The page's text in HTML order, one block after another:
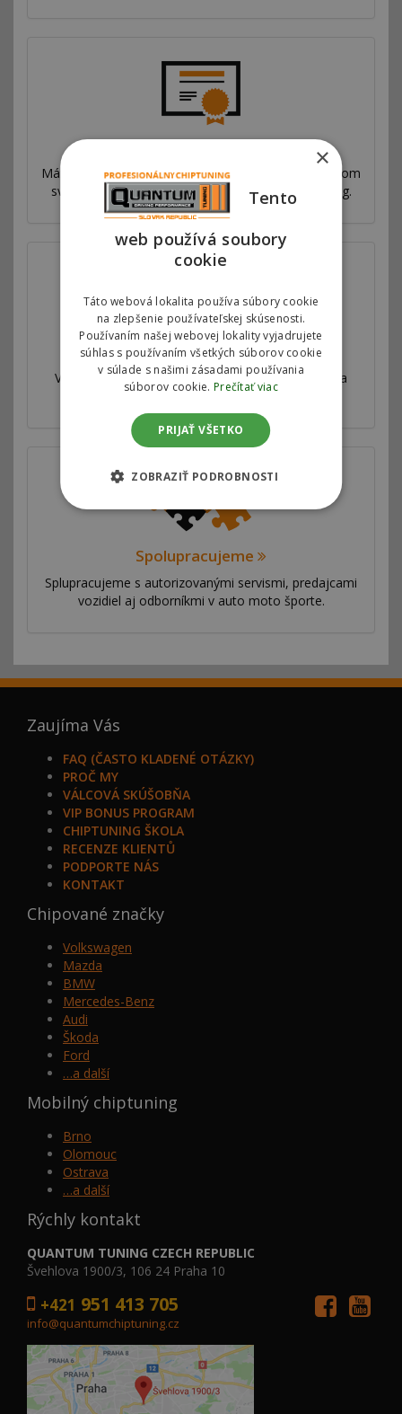
Prečo sme najlepší
Máme sieť pobočiek vo viac ako 53 krajinách po celom
svete. Ponúkame výhradný autorizovaný chiptuning.
Válcová skúšobňa
Všetky naše úpravy sú veľmi dôkladne testované a
merané na profesionálnej válcovej skúšobni.
Spolupracujeme
Splupracujeme s autorizovanými servismi, predajcami
vozidiel aj odborníkmi v auto moto športe.
Zaujíma Vás
FAQ (ČASTO KLADENÉ OTÁZKY)
PROČ MY
VÁLCOVÁ SKÚŠOBŇA
VIP BONUS PROGRAM
CHIPTUNING ŠKOLA
RECENZE KLIENTŮ
PODPORTE NÁS
KONTAKT
Chipované značky
Volkswagen
Mazda
BMW
Mercedes-Benz
Audi
Škoda
Ford
…a další
Mobilný chiptuning
Brno
Olomouc
Ostrava
…a další
Rýchly kontakt
QUANTUM TUNING CZECH REPUBLIC
Švehlova 1900/3, 106 24 Praha 10
+421 951 413 705
info@quantumchiptuning.cz
×
Tento
web používá soubory
cookie
Táto webová lokalita používa súbory cookie
na zlepšenie používateľskej skúsenosti.
Používaním našej webovej lokality vyjadrujete
súhlas s používaním všetkých súborov cookie
v súlade s našimi zásadami používania
súborov cookie. Prečítať viac
PRIJAŤ VŠETKO
ZOBRAZIŤ PODROBNOSTI